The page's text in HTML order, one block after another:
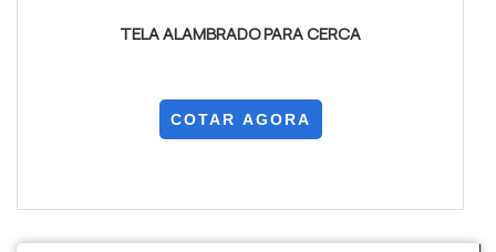
TELA ALAMBRADO PARA CERCA
COTAR AGORA